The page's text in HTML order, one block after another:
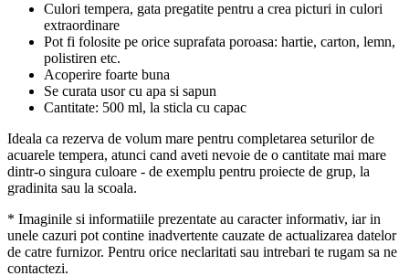
Culori tempera, gata pregatite pentru a crea picturi in culori
extraordinare
Pot fi folosite pe orice suprafata poroasa: hartie, carton, lemn,
polistiren etc.
Acoperire foarte buna
Se curata usor cu apa si sapun
Cantitate: 500 ml, la sticla cu capac
Ideala ca rezerva de volum mare pentru completarea seturilor de
acuarele tempera, atunci cand aveti nevoie de o cantitate mai mare
dintr-o singura culoare - de exemplu pentru proiecte de grup, la
gradinita sau la scoala.
* Imaginile si informatiile prezentate au caracter informativ, iar in
unele cazuri pot contine inadvertente cauzate de actualizarea datelor
de catre furnizor. Pentru orice neclaritati sau intrebari te rugam sa ne
contactezi.